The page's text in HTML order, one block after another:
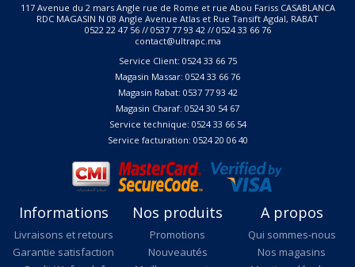
117 Avenue du 2 mars Angle rue de Rome et rue Abou Fariss CASABLANCA
RDC MAGASIN N 08 Angle Avenue Atlas et Rue Tansift Agdal, RABAT
0522 22 47 56 // 0537 77 93 42 // 0524 33 66 76
contact@ultrapc.ma
Service Client: 0524 33 66 75
Magasin Massar: 0524 33 66 76
Magasin Rabat: 0537 77 93 42
Magasin Charaf: 0524 30 54 67
Service technique: 0524 33 66 54
Service facturation: 0524 20 06 40
Informations
Livraisons et retours
Garantie satisfaction
Nos produits
Promotions
Nouveautés
A propos
Qui sommes-nous
Nos magasins